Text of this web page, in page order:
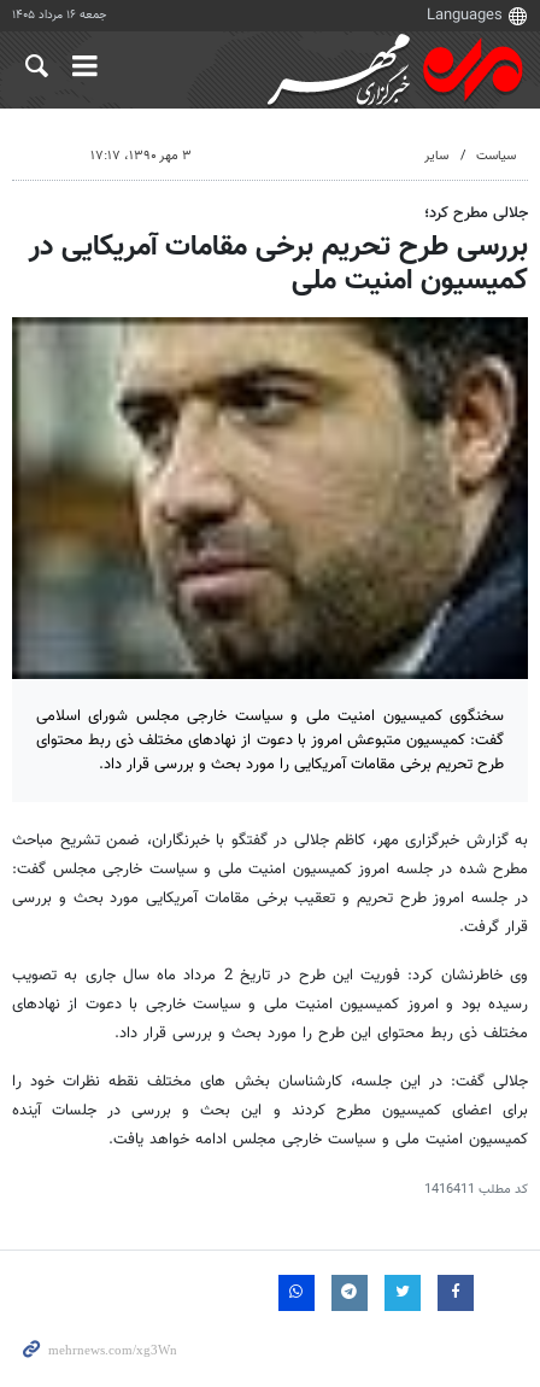
جمعه ۱۶ مرداد ۱۴۰۵
سیاست سایر ۳ مهر ۱۳۹۰، ۱۷:۱۷
جلالی مطرح کرد؛
بررسی طرح تحریم برخی مقامات آمریکایی در
کمیسیون امنیت ملی
سخنگوی کمیسیون امنیت ملی و سیاست خارجی مجلس شورای اسلامی
گفت: کمیسیون متبوعش امروز با دعوت از نهادهای مختلف ذی ربط محتوای
طرح تحریم برخی مقامات آمریکایی را مورد بحث و بررسی قرار داد.
به گزارش خبرگزاری مهر، کاظم جلالی در گفتگو با خبرنگاران، ضمن تشریح مباحث
مطرح شده در جلسه امروز کمیسیون امنیت ملی و سیاست خارجی مجلس گفت:
در جلسه امروز طرح تحریم و تعقیب برخی مقامات آمریکایی مورد بحث و بررسی
قرار گرفت.
وی خاطرنشان کرد: فوریت این طرح در تاریخ 2 مرداد ماه سال جاری به تصویب
رسیده بود و امروز کمیسیون امنیت ملی و سیاست خارجی با دعوت از نهادهای
مختلف ذی ربط محتوای این طرح را مورد بحث و بررسی قرار داد.
جلالی گفت: در این جلسه، کارشناسان بخش های مختلف نقطه نظرات خود را
برای اعضای کمیسیون مطرح کردند و این بحث و بررسی در جلسات آینده
کمیسیون امنیت ملی و سیاست خارجی مجلس ادامه خواهد یافت.
کد مطلب 1416411